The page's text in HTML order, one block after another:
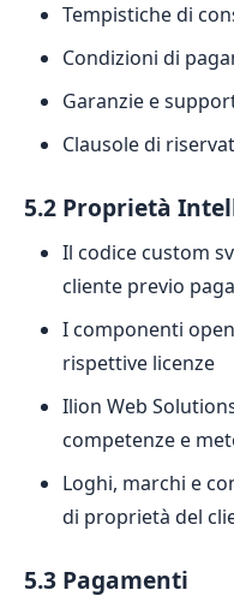
Tempistiche di
Condizioni di
Garanzie e
Clausole di
5.2 Proprietà
Il codice custom
cliente previo
I componenti
rispettive licenze
Ilion Web
competenze e
Loghi, marchi e
di proprietà del
5.3 Pagamenti